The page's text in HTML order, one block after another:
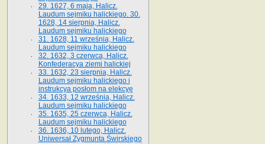
29. 1627, 6 maja, Halicz.
Laudum sejmiku halickiego. 30.
1628, 14 sierpnia, Halicz.
Laudum sejmiku halickiego
31. 1628, 11 września, Halicz.
Laudum sejmiku halickiego
32. 1632, 3 czerwca, Halicz.
Konfederacya ziemi halickiej
33. 1632, 23 sierpnia, Halicz.
Laudum sejmiku halickiego i
instrukcya posłom na elekcyę
34. 1633, 12 września, Halicz.
Laudum sejmiku halickiego
35. 1635, 25 czerwca, Halicz.
Laudum sejmiku halickiego
36. 1636, 10 lutego, Halicz.
Uniwersał Zygmunta Świrskiego